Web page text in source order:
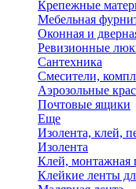
Крепежные
Мебельная
Оконная и
Ревизионные
Сантехника
Смесители,
Аэрозольные
Почтовые ящики
Еще
Изолента, клей,
Изолента
Клей, монтажная
Клейкие ленты